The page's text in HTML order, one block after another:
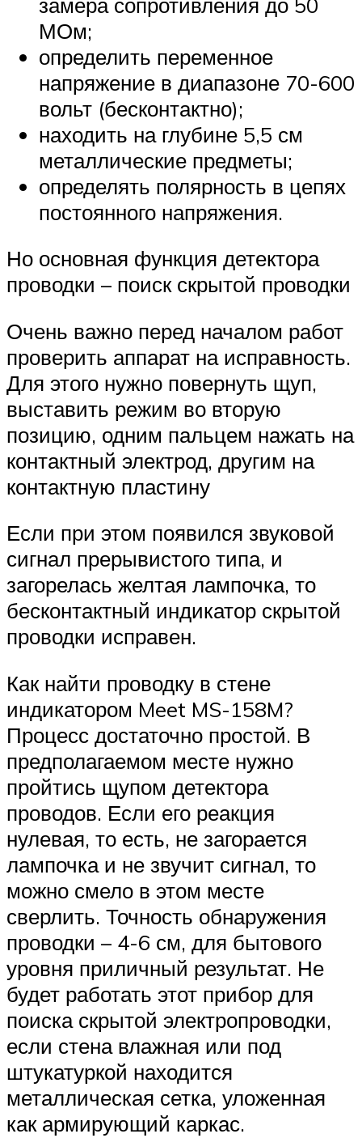
МОм;
определить переменное
напряжение в диапазоне 70-600
вольт (бесконтактно);
находить на глубине 5,5 см
металлические предметы;
определять полярность в цепях
постоянного напряжения.
Но основная функция детектора
проводки – поиск скрытой проводки
Очень важно перед началом работ
проверить аппарат на исправность.
Для этого нужно повернуть щуп,
выставить режим во вторую
позицию, одним пальцем нажать на
контактный электрод, другим на
контактную пластину
Если при этом появился звуковой
сигнал прерывистого типа, и
загорелась желтая лампочка, то
бесконтактный индикатор скрытой
проводки исправен.
Как найти проводку в стене
индикатором Meet MS-158M?
Процесс достаточно простой. В
предполагаемом месте нужно
пройтись щупом детектора
проводов. Если его реакция
нулевая, то есть, не загорается
лампочка и не звучит сигнал, то
можно смело в этом месте
сверлить. Точность обнаружения
проводки – 4-6 см, для бытового
уровня приличный результат. Не
будет работать этот прибор для
поиска скрытой электропроводки,
если стена влажная или под
штукатуркой находится
металлическая сетка, уложенная
как армирующий каркас.